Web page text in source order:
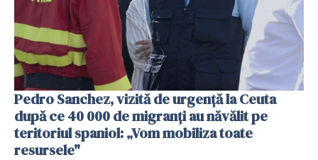
Pedro Sanchez, vizită de urgență la Ceuta
după ce 40 000 de migranți au năvălit pe
teritoriul spaniol: „Vom mobiliza toate
resursele"